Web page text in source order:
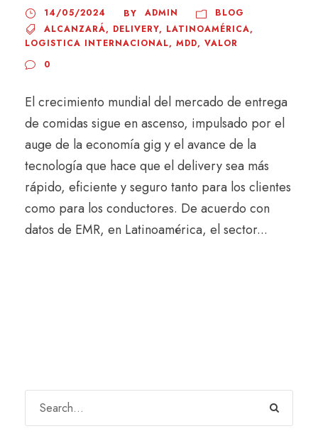
14/05/2024 BY ADMIN
BLOG
ALCANZARÁ, DELIVERY, LATINOAMÉRICA,
LOGISTICA INTERNACIONAL, MDD, VALOR
0
El crecimiento mundial del mercado de entrega
de comidas sigue en ascenso, impulsado por el
auge de la economía gig y el avance de la
tecnología que hace que el delivery sea más
rápido, eficiente y seguro tanto para los clientes
como para los conductores. De acuerdo con
datos de EMR, en Latinoamérica, el sector...